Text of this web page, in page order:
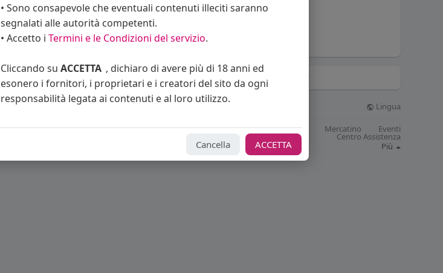
Hashtag di tendenza!
Lingua
Cos'è BakecaSocial Blog Mercatino Eventi
Supporto
Centro Assistenza
Sviluppatori
Più
• Sono consapevole che eventuali contenuti illeciti saranno
segnalati alle autorità competenti.
• Accetto i Termini e le Condizioni del servizio.
Cliccando su ACCETTA , dichiaro di avere più di 18 anni ed
esonero i fornitori, i proprietari e i creatori del sito da ogni
responsabilità legata ai contenuti e al loro utilizzo.
Cancella ACCETTA